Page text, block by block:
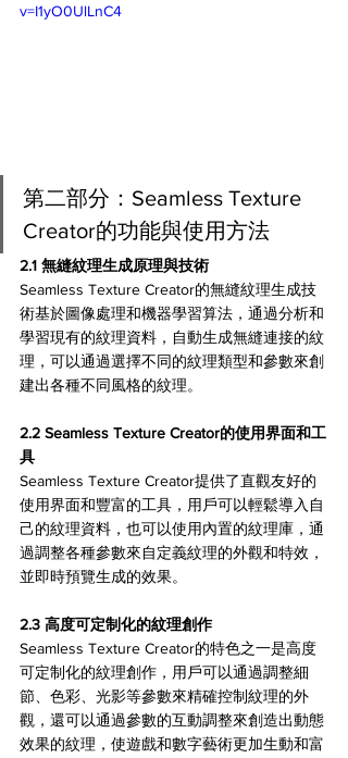
v=I1yO0UlLnC4
第二部分：Seamless Texture
Creator的功能與使用方法
2.1 無縫紋理生成原理與技術
Seamless Texture Creator的無縫紋理生成技
術基於圖像處理和機器學習算法，通過分析和
學習現有的紋理資料，自動生成無縫連接的紋
理，可以通過選擇不同的紋理類型和參數來創
建出各種不同風格的紋理。
2.2 Seamless Texture Creator的使用界面和工
具
Seamless Texture Creator提供了直觀友好的
使用界面和豐富的工具，用戶可以輕鬆導入自
己的紋理資料，也可以使用內置的紋理庫，通
過調整各種參數來自定義紋理的外觀和特效，
並即時預覽生成的效果。
2.3 高度可定制化的紋理創作
Seamless Texture Creator的特色之一是高度
可定制化的紋理創作，用戶可以通過調整細
節、色彩、光影等參數來精確控制紋理的外
觀，還可以通過參數的互動調整來創造出動態
效果的紋理，使遊戲和數字藝術更加生動和富